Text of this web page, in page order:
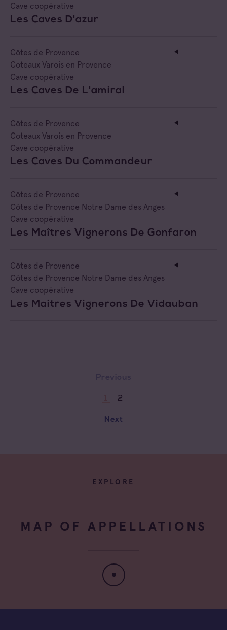
Cave coopérative
Les Caves D'azur
Côtes de Provence
Coteaux Varois en Provence
Cave coopérative
Les Caves De L'amiral
Côtes de Provence
Coteaux Varois en Provence
Cave coopérative
Les Caves Du Commandeur
Côtes de Provence
Côtes de Provence Notre Dame des Anges
Cave coopérative
Les Maîtres Vignerons De Gonfaron
Côtes de Provence
Côtes de Provence Notre Dame des Anges
Cave coopérative
Les Maitres Vignerons De Vidauban
2
Next
EXPLORE
MAP OF APPELLATIONS